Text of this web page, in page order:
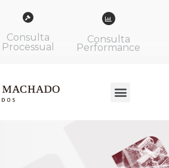
Consulta
Processual
Consulta
Performance